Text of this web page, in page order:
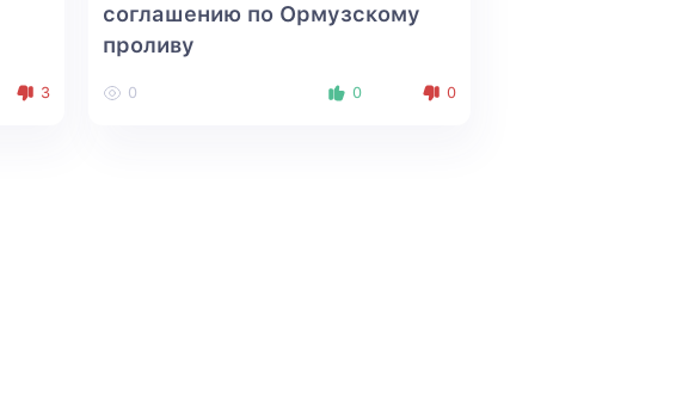
3
соглашению по Ормузскому
проливу
0 0 0